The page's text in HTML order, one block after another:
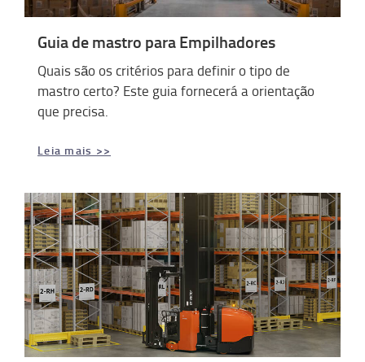
Guia de mastro para Empilhadores
Quais são os critérios para definir o tipo de
mastro certo? Este guia fornecerá a orientação
que precisa.
Leia mais >>